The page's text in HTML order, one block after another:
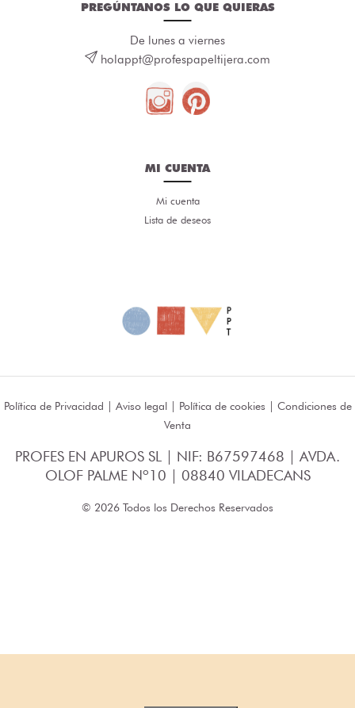
PREGÚNTANOS LO QUE QUIERAS
De lunes a viernes
holappt@profespapeltijera.com
MI CUENTA
Mi cuenta
Lista de deseos
Política de Privacidad | Aviso legal| Política de cookies | Condiciones de
Venta
PROFES EN APUROS SL | NIF: B67597468 | AVDA.
OLOF PALME Nº10 | 08840 VILADECANS
© 2026 Todos los Derechos Reservados